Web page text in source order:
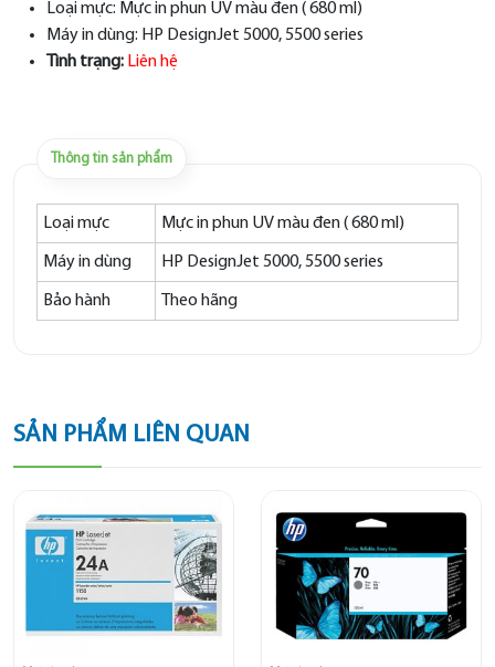
Loại mực: Mực in phun UV màu đen ( 680 ml)
Máy in dùng: HP DesignJet 5000, 5500 series
Tình trạng: Liên hệ
Thông tin sản phẩm
Loại mực Mực in phun UV màu đen ( 680 ml)
Máy in dùng HP DesignJet 5000, 5500 series
Bảo hành Theo hãng
SẢN PHẨM LIÊN QUAN